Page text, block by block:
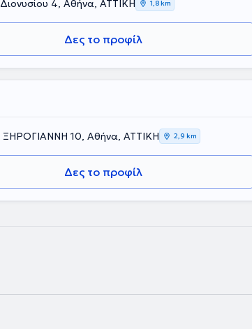
Διονυσίου 4, Αθήνα, ΑΤΤΙΚΗ 1,8 km
Δες το προφίλ
10, Αθήνα, ΑΤΤΙΚΗ 2,9 km
Δες το προφίλ